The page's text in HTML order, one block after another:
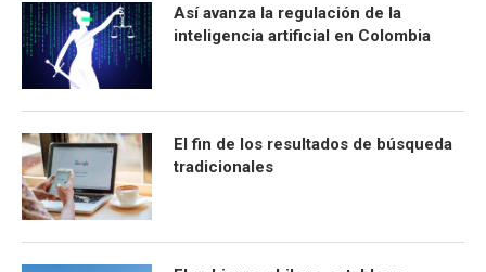
Así avanza la regulación de la
inteligencia artificial en Colombia
El fin de los resultados de búsqueda
tradicionales